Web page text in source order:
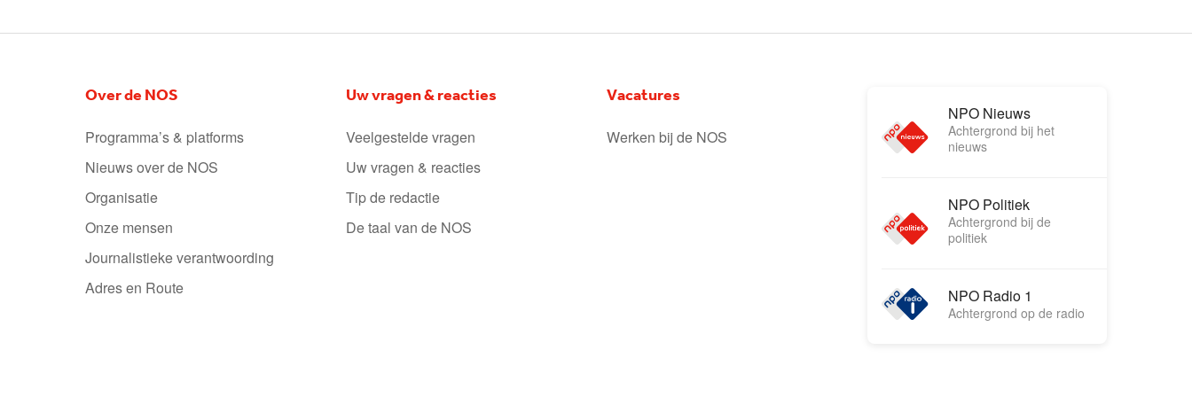
Over de NOS
Programma’s & platforms
Nieuws over de NOS
Organisatie
Onze mensen
Journalistieke verantwoording
Adres en Route
Uw vragen & reacties
Veelgestelde vragen
Uw vragen & reacties
Tip de redactie
De taal van de NOS
Vacatures
Werken bij de NOS
NPO Nieuws
Achtergrond bij het
nieuws
NPO Politiek
Achtergrond bij de
politiek
NPO Radio 1
Achtergrond op de radio